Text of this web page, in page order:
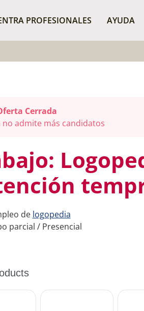
PROFESIONALES AYUDA
Cerrada
no admite más candidatos
de logopedia
parcial / Presencial